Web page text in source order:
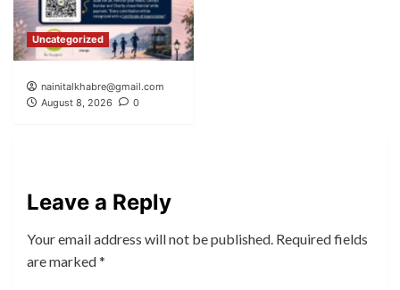
Uncategorized
nainitalkhabre@gmail.com
August 8, 2026
0
Leave a Reply
Your email address will not be published. Required fields
are marked*